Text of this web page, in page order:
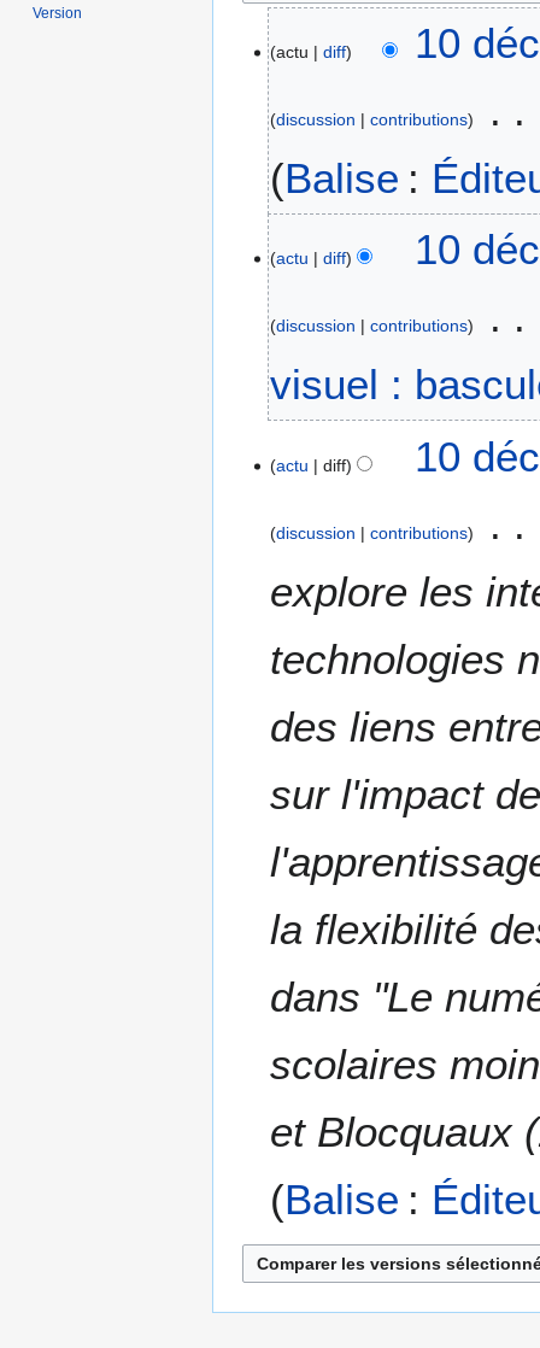
actu diff 10
discussion contributions
Balise :
actu diff 10
discussion
contributions
u
c
n
é
s
m
d
m
d
i
i
a
t
o
s
visuel :
actu diff 10
discussion contributions
explore les
technologies
des liens
sur l'impact
la flexibilité
dans "Le
scolaires
et Blocquaux
Balise :
Version